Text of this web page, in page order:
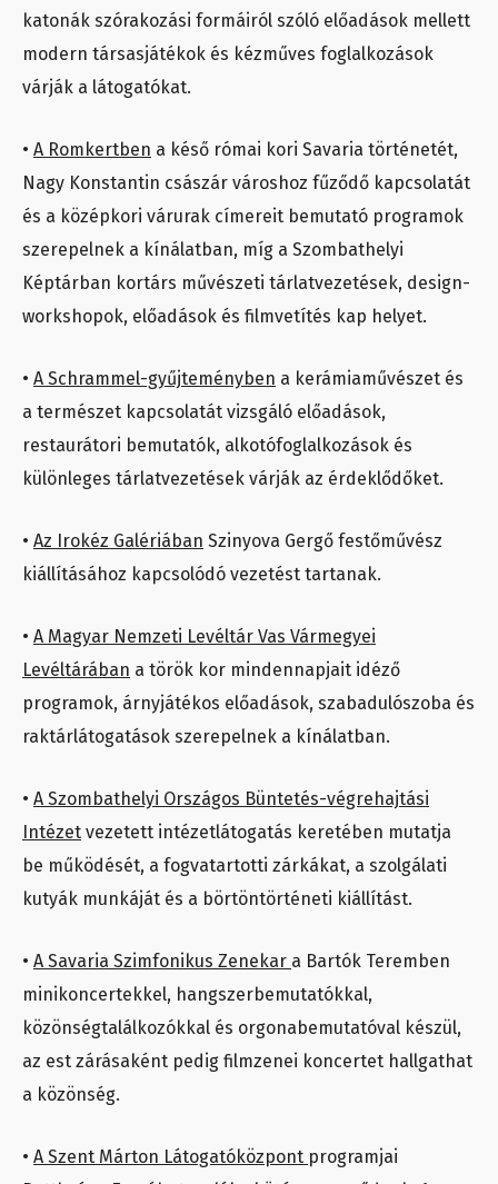
katonák szórakozási formáiról szóló előadások mellett
modern társasjátékok és kézműves foglalkozások
várják a látogatókat.
• A Romkertben a késő római kori Savaria történetét,
Nagy Konstantin császár városhoz fűződő kapcsolatát
és a középkori várurak címereit bemutató programok
szerepelnek a kínálatban, míg a Szombathelyi
Képtárban kortárs művészeti tárlatvezetések, design-
workshopok, előadások és filmvetítés kap helyet.
• A Schrammel-gyűjteményben a kerámiaművészet és
a természet kapcsolatát vizsgáló előadások,
restaurátori bemutatók, alkotófoglalkozások és
különleges tárlatvezetések várják az érdeklődőket.
• Az Irokéz Galériában Szinyova Gergő festőművész
kiállításához kapcsolódó vezetést tartanak.
• A Magyar Nemzeti Levéltár Vas Vármegyei
Levéltárában a török kor mindennapjait idéző
programok, árnyjátékos előadások, szabadulószoba és
raktárlátogatások szerepelnek a kínálatban.
• A Szombathelyi Országos Büntetés-végrehajtási
Intézet vezetett intézetlátogatás keretében mutatja
be működését, a fogvatartotti zárkákat, a szolgálati
kutyák munkáját és a börtöntörténeti kiállítást.
• A Savaria Szimfonikus Zenekar a Bartók Teremben
minikoncertekkel, hangszerbemutatókkal,
közönségtalálkozókkal és orgonabemutatóval készül,
az est zárásaként pedig filmzenei koncertet hallgathat
a közönség.
• A Szent Márton Látogatóközpont programjai